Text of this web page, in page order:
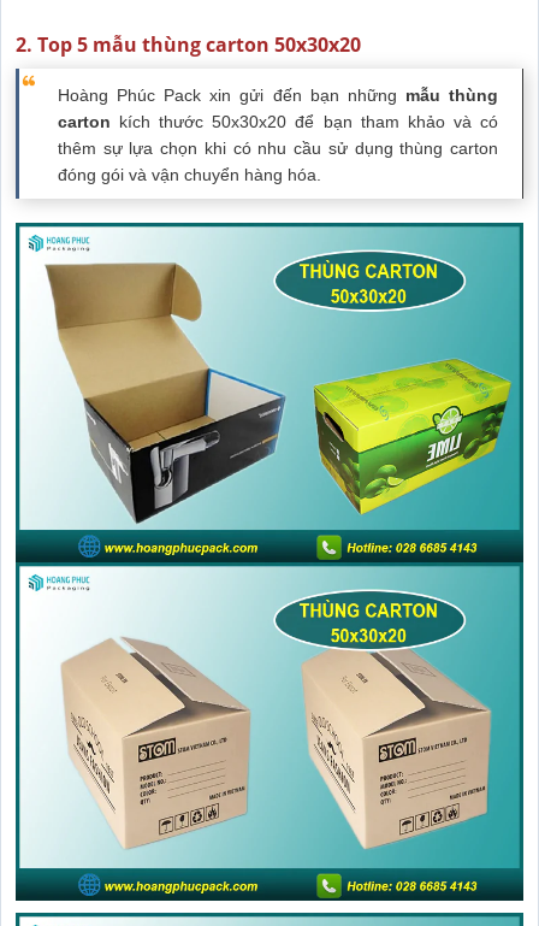
2. Top 5 mẫu thùng carton 50x30x20
Hoàng Phúc Pack xin gửi đến bạn những mẫu thùng
carton kích thước 50x30x20 để bạn tham khảo và có
thêm sự lựa chọn khi có nhu cầu sử dụng thùng carton
đóng gói và vận chuyển hàng hóa.